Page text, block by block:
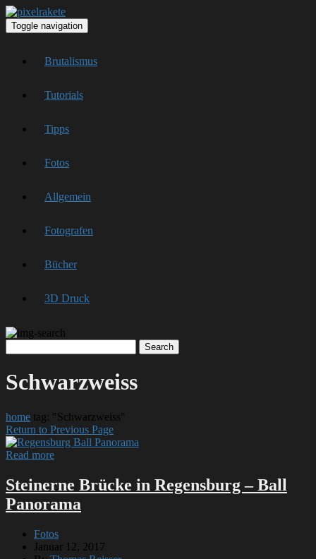
Toggle navigation
Brutalismus
Tutorials
Tipps
Fotos
Allgemein
Fotografen
Bücher
3D Druck
Schwarzweiss
home tag: "Schwarzweiss"
Return to Previous Page
Read more
Steinerne Brücke in Regensburg – Ball
Panorama
Fotos
Januar 12, 2017